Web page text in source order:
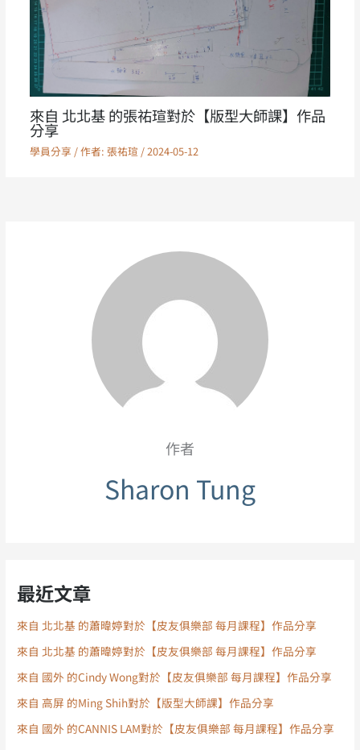
來自 北北基 的張祐瑄對於【版型大師課】作品
分享
學員分享 / 作者: 張祐瑄 /2024-05-12
作者
Sharon Tung
最近文章
來自 北北基 的蕭暐婷對於【皮友俱樂部 每月課程】作品分享
來自 北北基 的蕭暐婷對於【皮友俱樂部 每月課程】作品分享
來自 國外 的Cindy Wong對於【皮友俱樂部 每月課程】作品分享
來自 高屏 的Ming Shih對於【版型大師課】作品分享
來自 國外 的CANNIS LAM對於【皮友俱樂部 每月課程】作品分享